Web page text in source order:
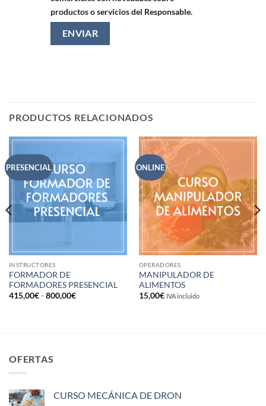
productos o servicios del Responsable.
PRODUCTOS RELACIONADOS
PRESENCIAL
INSTRUCTORES
FORMADOR DE
FORMADORES PRESENCIAL
415,00€ - 800,00€Rango
ONLINE
OPERADORES
MANIPULADOR DE
ALIMENTOS
15,00€ IVA incluido
OFERTAS
CURSO MECÁNICA DE DRON